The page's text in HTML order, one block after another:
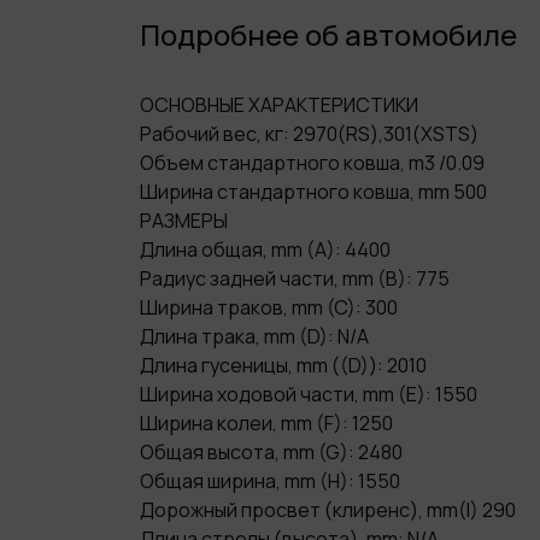
Подробнее об автомобиле
ОСНОВНЫЕ ХАРАКТЕРИСТИКИ
Рабочий вес, кг: 2970(RS),301(XSTS)
Объем стандартного ковша, m3 /0.09
Ширина стандартного ковша, mm 500
РАЗМЕРЫ
Длина общая, mm (A): 4400
Радиус задней части, mm (B): 775
Ширина траков, mm (C): 300
Длина трака, mm (D): N/A
Длина гусеницы, mm ((D)): 2010
Ширина ходовой части, mm (E): 1550
Ширина колеи, mm (F): 1250
Общая высота, mm (G): 2480
Общая ширина, mm (H): 1550
Дорожный просвет (клиренс), mm(I) 290